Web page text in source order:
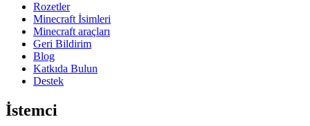
Rozetler
Minecraft İsimleri
Minecraft araçları
Geri Bildirim
Blog
Katkıda Bulun
Destek
İstemci